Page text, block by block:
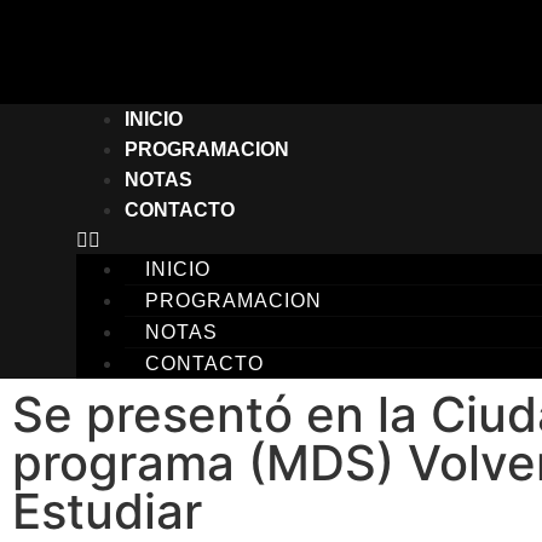
INICIO
PROGRAMACION
NOTAS
CONTACTO
INICIO
PROGRAMACION
NOTAS
CONTACTO
Se presentó en la
programa (MDS)
Estudiar